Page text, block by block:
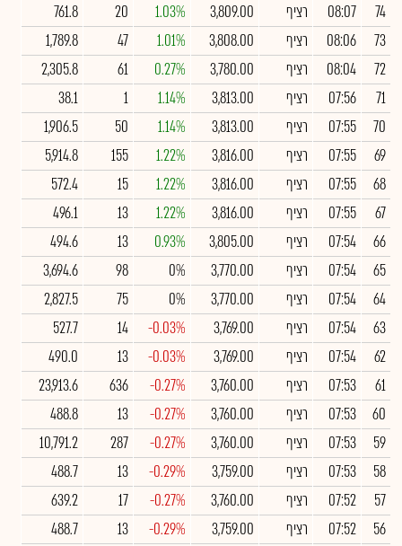
74
08:07 רציף 3,809.00
1.03%
20
761.8
73
08:06 רציף 3,808.00
1.01%
47
1,789.8
72
08:04 רציף 3,780.00
0.27%
61
2,305.8
71
07:56 רציף 3,813.00
1.14%
1
38.1
70
07:55 רציף 3,813.00
1.14%
50
1,906.5
69
07:55 רציף 3,816.00
1.22%
155
5,914.8
68
07:55 רציף 3,816.00
1.22%
15
572.4
67
07:55 רציף 3,816.00
1.22%
13
496.1
66
07:54 רציף 3,805.00
0.93%
13
494.6
65
07:54 רציף 3,770.00
0%
98
3,694.6
64
07:54 רציף 3,770.00
0%
75
2,827.5
63
07:54 רציף 3,769.00
-0.03%
14
527.7
62
07:54 רציף 3,769.00
-0.03%
13
490.0
61
07:53 רציף 3,760.00
-0.27%
636
23,913.6
60
07:53 רציף 3,760.00
-0.27%
13
488.8
59
07:53 רציף 3,760.00
-0.27%
287
10,791.2
58
07:53 רציף 3,759.00
-0.29%
13
488.7
57
07:52 רציף 3,760.00
-0.27%
17
639.2
56
07:52 רציף 3,759.00
-0.29%
13
488.7